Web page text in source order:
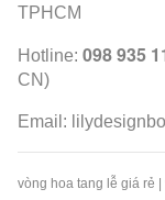
TPHCM
Hotline: 098 935
CN)
Email:
vòng hoa tang lễ giá rẻ